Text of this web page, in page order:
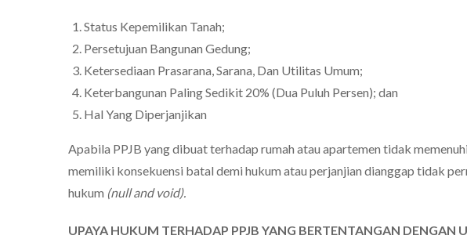
Status Kepemilikan Tanah;
Persetujuan Bangunan Gedung;
Ketersediaan Prasarana, Sarana, Dan Utilitas Umum;
Keterbangunan Paling Sedikit 20% (Dua Puluh Persen); dan
Hal Yang Diperjanjikan
Apabila PPJB yang dibuat terhadap rumah atau apartemen tidak
memiliki konsekuensi batal demi hukum atau perjanjian dianggap tidak
hukum (null and void).
UPAYA HUKUM TERHADAP PPJB YANG BERTENTANGAN DENGAN